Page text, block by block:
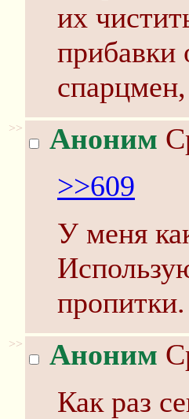
их
прибавки
>> Аноним
>>609
У меня
>> Аноним
Как раз